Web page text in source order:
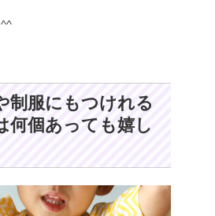
制服にもつけれる
何個あっても嬉し